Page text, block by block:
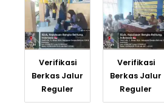
Verifikasi
Berkas Jalur
Reguler
Verifikasi
Berkas Jalur
Reguler